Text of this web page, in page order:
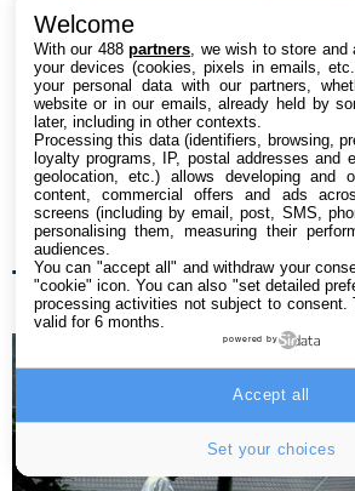
jeune femme est bien
et va tout faire pour tenter de
cet intrus.
Pourquoi ça fait peur: réalisé
qui n’en est pas à son coup
thriller, ce film nous plonge
intelligemment mené et des
The Human Centipede
Welcome
With our 488partners , we wish to store
your devices (cookies, pixels in emails,
your personal data with our partners,
website or in our emails, already held by
later, including in other contexts.
Processing this data (identifiers, browsing,
loyalty programs, IP, postal addresses and
geolocation, etc.) allows developing and
content, commercial offers and ads
screens (including by email, post, SMS,
personalising them, measuring their
audiences.
You can "accept all" and withdraw your
"cookie" icon. You can also "set detailed
processing activities not subject to consent.
valid for 6 months.
powered by
Set your choices
Accept all